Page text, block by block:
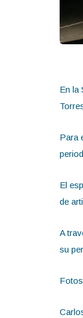
En la
Para
El
de
A
su